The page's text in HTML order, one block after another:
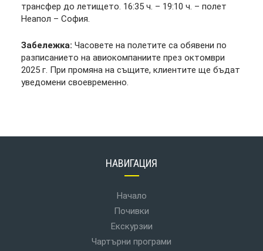
трансфер до летището. 16:35 ч. – 19:10 ч. – полет
Неапол – София.
Забележка: Часовете на полетите са обявени по
разписанието на авиокомпаниите през октомври
2025 г. При промяна на същите, клиентите ще бъдат
уведомени своевременно.
НАВИГАЦИЯ
Начало
Почивки
Екскурзии
Чартърни програми